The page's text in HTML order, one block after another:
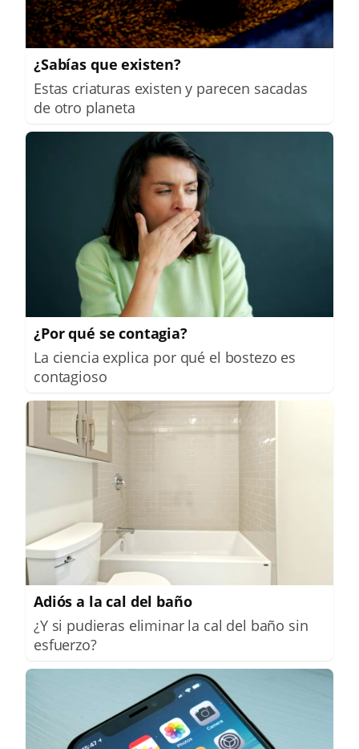
¿Sabías que existen?
Estas criaturas existen y parecen sacadas
de otro planeta
¿Por qué se contagia?
La ciencia explica por qué el bostezo es
contagioso
Adiós a la cal del baño
¿Y si pudieras eliminar la cal del baño sin
esfuerzo?